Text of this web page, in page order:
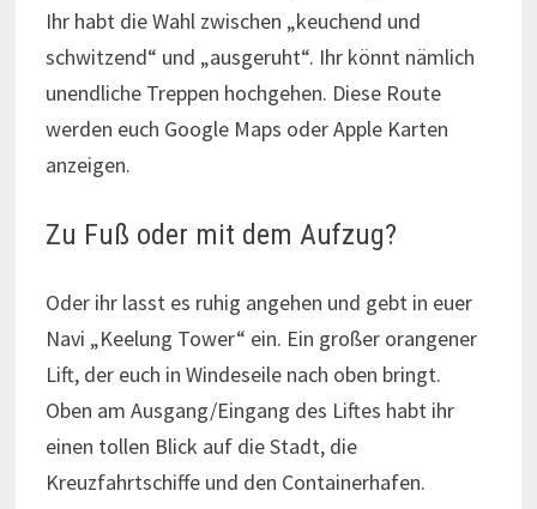
Ihr habt die Wahl zwischen „keuchend und
schwitzend“ und „ausgeruht“. Ihr könnt nämlich
unendliche Treppen hochgehen. Diese Route
werden euch Google Maps oder Apple Karten
anzeigen.
Zu Fuß oder mit dem Aufzug?
Oder ihr lasst es ruhig angehen und gebt in euer
Navi „Keelung Tower“ ein. Ein großer orangener
Lift, der euch in Windeseile nach oben bringt.
Oben am Ausgang/Eingang des Liftes habt ihr
einen tollen Blick auf die Stadt, die
Kreuzfahrtschiffe und den Containerhafen.